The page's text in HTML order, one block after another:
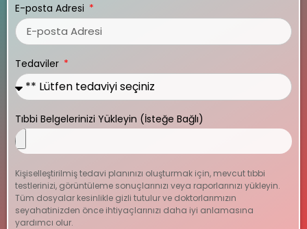
E-posta Adresi
Tedaviler
Tıbbi Belgelerinizi Yükleyin (İsteğe Bağlı)
Kişiselleştirilmiş tedavi planınızı oluşturmak için, mevcut tıbbi
testlerinizi, görüntüleme sonuçlarınızı veya raporlarınızı yükleyin.
Tüm dosyalar kesinlikle gizli tutulur ve doktorlarımızın
seyahatinizden önce ihtiyaçlarınızı daha iyi anlamasına
yardımcı olur.